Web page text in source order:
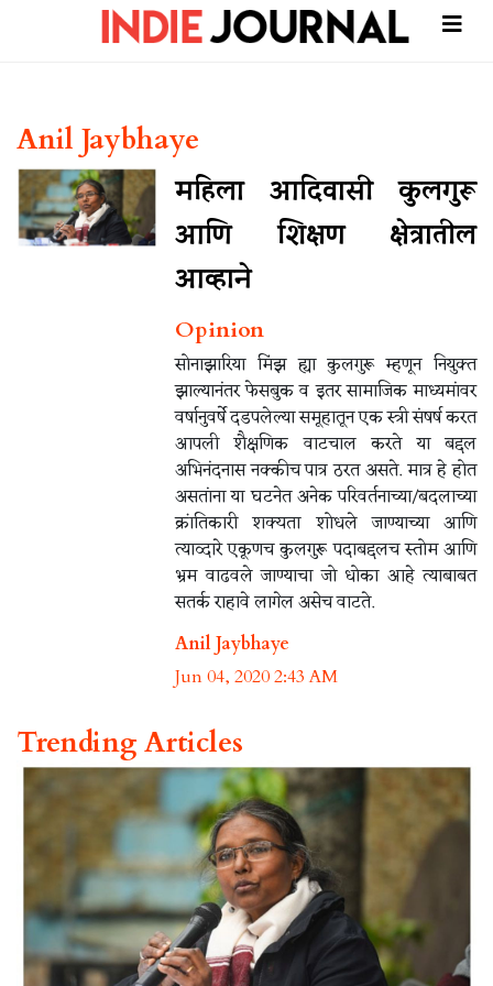
Anil Jaybhaye
महिला आदिवासी कुलगुरू
आणि शिक्षण क्षेत्रातील
आव्हाने
Opinion
सोनाझारिया मिंझ ह्या कुलगुरू म्हणून नियुक्त
झाल्यानंतर फेसबुक व इतर सामाजिक माध्यमांवर
वर्षानुवर्षे दडपलेल्या समूहातून एक स्त्री संषर्ष करत
आपली शैक्षणिक वाटचाल करते या बद्दल
अभिनंदनास नक्कीच पात्र ठरत असते. मात्र हे होत
असतांना या घटनेत अनेक परिवर्तनाच्या/बदलाच्या
क्रांतिकारी शक्यता शोधले जाण्याच्या आणि
त्याव्दारे एकूणच कुलगुरू पदाबद्दलच स्तोम आणि
भ्रम वाढवले जाण्याचा जो धोका आहे त्याबाबत
सतर्क राहावे लागेल असेच वाटते.
Anil Jaybhaye
Jun 04, 2020 2:43 AM
Trending Articles